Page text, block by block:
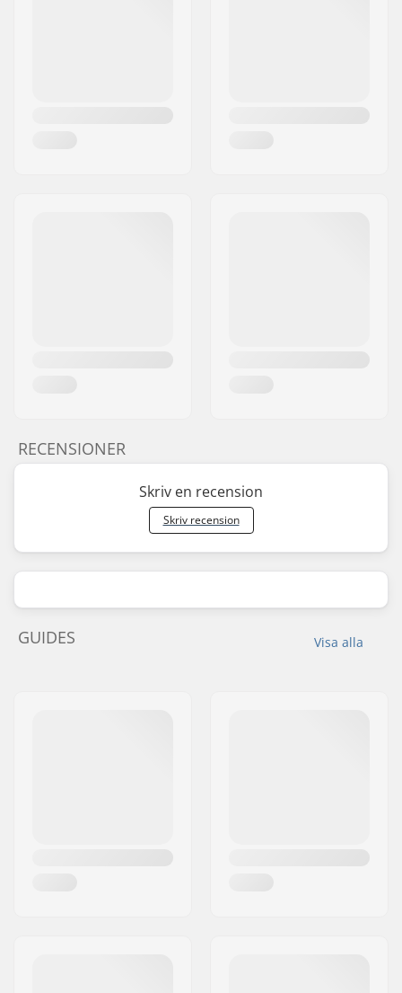
RECENSIONER
Skriv en recension
Skriv recension
Visa alla
GUIDES